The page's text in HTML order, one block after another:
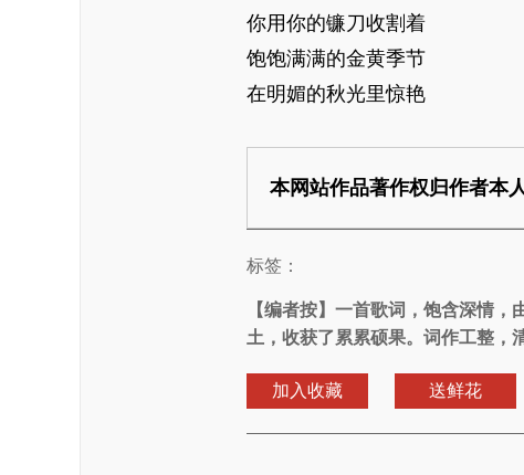
你用你的镰刀收割着
饱饱满满的金黄季节
在明媚的秋光里惊艳
本网站作品著作权归作者本
标签：
【编者按】 一首歌词，饱含深情，
土，收获了累累硕果。词作工整，
加入收藏 送鲜花